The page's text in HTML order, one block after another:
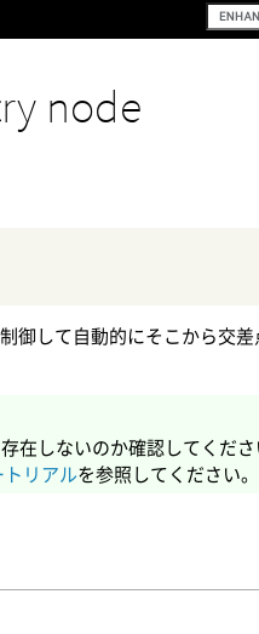
node
して自動的にそこから交差
在しないのか確認してくだ
リアルを参照してください。